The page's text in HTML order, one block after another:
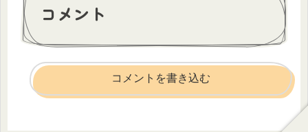
コメント
コメントを書き込む